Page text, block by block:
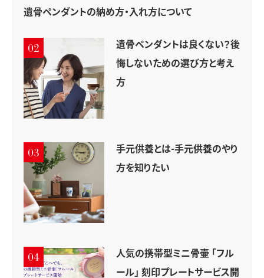
遺骨ペンダントの納め方・入れ方について
02
遺骨ペンダントは良くない？後
悔しないための選び方と考え
方
03
手元供養とは-手元供養のやり
方を知りたい
04
人気の携帯型ミニ骨壷 「フル
ール」 刻印プレートサービス開